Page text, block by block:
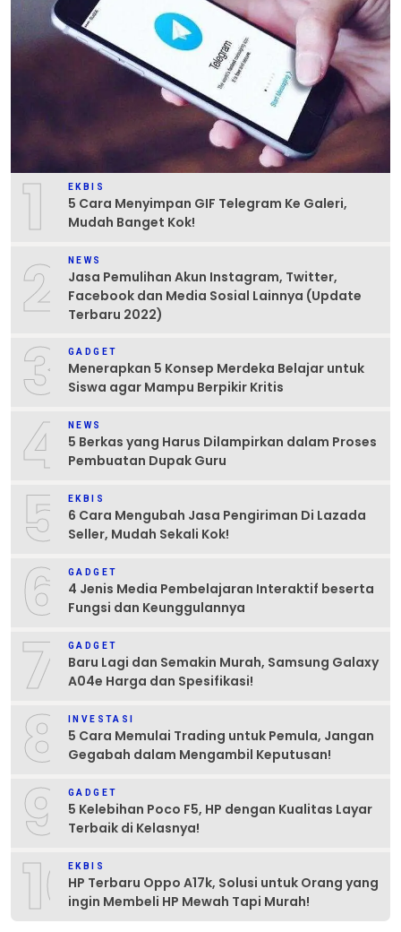
1 EKBIS
5 Cara Menyimpan GIF Telegram Ke Galeri,
Mudah Banget Kok!
2 NEWS
Jasa Pemulihan Akun Instagram, Twitter,
Facebook dan Media Sosial Lainnya (Update
Terbaru 2022)
3 GADGET
Menerapkan 5 Konsep Merdeka Belajar untuk
Siswa agar Mampu Berpikir Kritis
4 NEWS
5 Berkas yang Harus Dilampirkan dalam Proses
Pembuatan Dupak Guru
5 EKBIS
6 Cara Mengubah Jasa Pengiriman Di Lazada
Seller, Mudah Sekali Kok!
6 GADGET
4 Jenis Media Pembelajaran Interaktif beserta
Fungsi dan Keunggulannya
7 GADGET
Baru Lagi dan Semakin Murah, Samsung Galaxy
A04e Harga dan Spesifikasi!
8 INVESTASI
5 Cara Memulai Trading untuk Pemula, Jangan
Gegabah dalam Mengambil Keputusan!
9 GADGET
5 Kelebihan Poco F5, HP dengan Kualitas Layar
Terbaik di Kelasnya!
10EKBIS
HP Terbaru Oppo A17k, Solusi untuk Orang yang
ingin Membeli HP Mewah Tapi Murah!